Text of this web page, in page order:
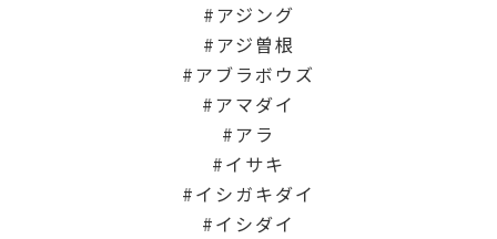
アジング
アジ曽根
アブラボウズ
アマダイ
アラ
イサキ
イシガキダイ
イシダイ